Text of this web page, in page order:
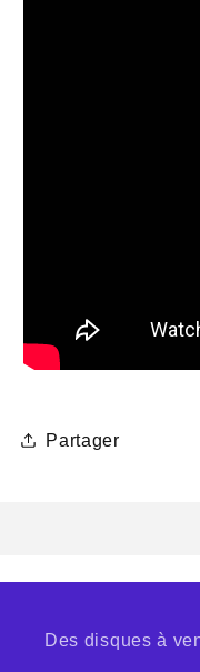
Partager
Des disques à